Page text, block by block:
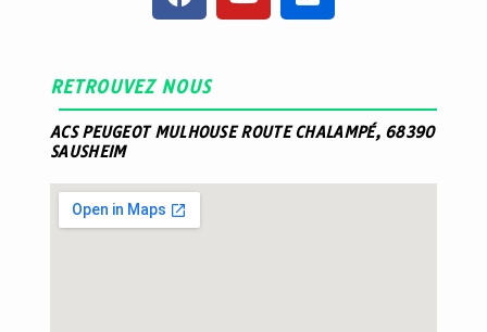
RETROUVEZ NOUS
ACS PEUGEOT MULHOUSE ROUTE CHALAMPÉ, 68390
SAUSHEIM